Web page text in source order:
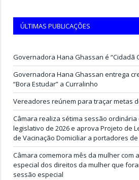
ÚLTIMAS PUBLICAÇÕES
Governadora Hana Ghassan é “Cidadã
Governadora Hana Ghassan entrega
“Bora Estudar” a Curralinho
Vereadores reúnem para traçar metas
Câmara realiza sétima sessão
legislativo de 2026 e aprova Projeto de
de Vacinação Domiciliar a portadores de
Câmara comemora mês da mulher com
especial dos direitos da mulher que
sessão especial